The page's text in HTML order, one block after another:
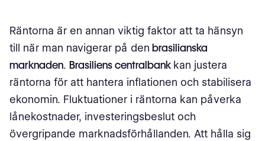
Räntorna är en annan viktig faktor att ta hänsyn
till när man navigerar på den brasilianska
marknaden. Brasiliens centralbank kan justera
räntorna för att hantera inflationen och stabilisera
ekonomin. Fluktuationer i räntorna kan påverka
lånekostnader, investeringsbeslut och
övergripande marknadsförhållanden. Att hålla sig